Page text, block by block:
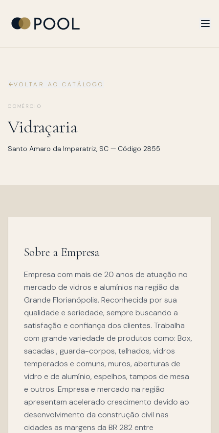
VOLTAR AO CATÁLOGO
COMÉRCIO
Vidraçaria
Santo Amaro da Imperatriz, SC — Código 2855
Sobre a Empresa
Empresa com mais de 20 anos de atuação no
mercado de vidros e alumínios na região da
Grande Florianópolis. Reconhecida por sua
qualidade e seriedade, sempre buscando a
satisfação e confiança dos clientes. Trabalha
com grande variedade de produtos como: Box,
sacadas , guarda-corpos, telhados, vidros
temperados e comuns, muros, aberturas de
vidro e de alumínio, espelhos, tampos de mesa
e outros. Empresa e mercado na região
apresentam acelerado crescimento devido ao
desenvolvimento da construção civil nas
cidades as margens da BR 282 entre